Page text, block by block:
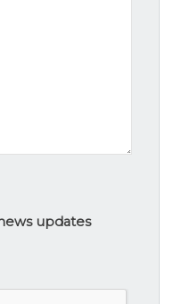
updates